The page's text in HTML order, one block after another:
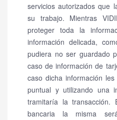
servicios autorizados que
su trabajo. Mientras
proteger toda la
información delicada,
pudiera no ser guardado
caso de información de
caso dicha información
puntual y utilizando una
tramitaría la transacción.
bancaria la misma